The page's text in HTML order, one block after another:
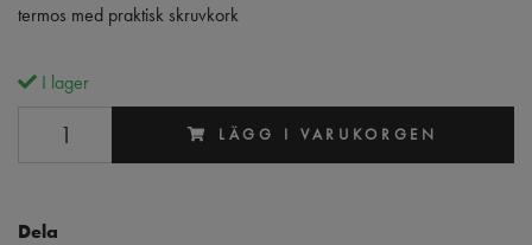
termos med praktisk skruvkork
I lager
LÄGG I VARUKORGEN
Dela